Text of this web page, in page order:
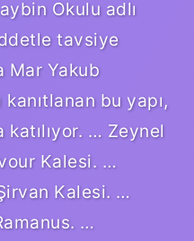
Okulu adlı
tavsiye
Mar Yakub
kanıtlanan bu yapı,
katılıyor. … Zeynel
Kalesi. …
Kalesi. …
…